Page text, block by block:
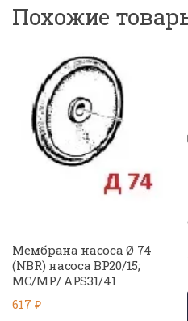
Похожие
Мембрана насоса Ø 74
(NBR) насоса BP20/15;
MC/MP/ APS31/41
617 ₽